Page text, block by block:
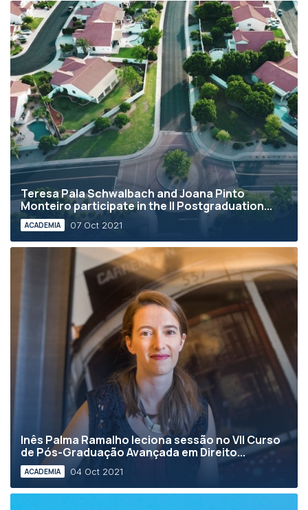
Teresa Pala Schwalbach and Joana Pinto
Monteiro participate in the II Postgraduation...
ACADEMIA 07 Oct 2021
Inês Palma Ramalho leciona sessão no VII Curso
de Pós-Graduação Avançada em Direito...
ACADEMIA 04 Oct 2021